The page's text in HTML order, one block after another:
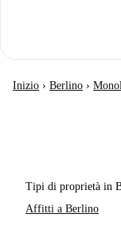
Inizio › Berlino ›
Tipi di proprietà in
Affitti a Berlino